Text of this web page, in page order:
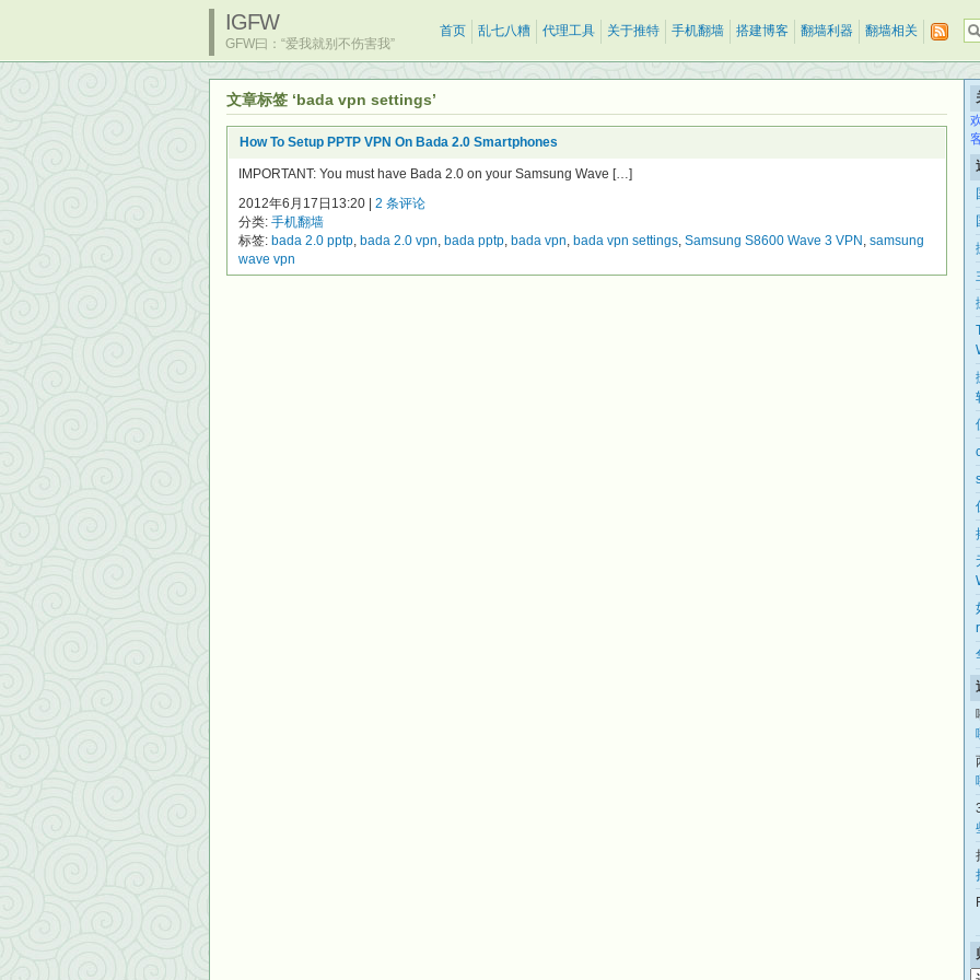
IGFW
GFW曰：“爱我就别不伤害我”
首页 乱七八糟 代理工具 关于推特 手机翻墙 搭建博客 翻墙利器 翻墙相关
文章标签 ‘bada vpn settings’
How To Setup PPTP VPN On Bada 2.0 Smartphones
IMPORTANT: You must have Bada 2.0 on your Samsung Wave […]
2012年6月17日13:20 | 2 条评论
分类: 手机翻墙
标签: bada 2.0 pptp, bada 2.0 vpn, bada pptp, bada vpn, bada vpn settings, Samsung S8600 Wave 3 VPN , samsung
wave vpn